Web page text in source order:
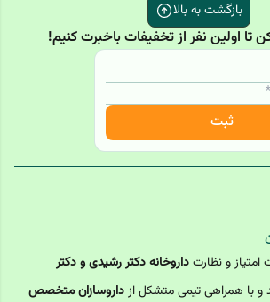
تا اولین نفر از تخفیفات باخبرت کنیم!
ثبت
بازگشت به بالا
و نظارتداروخانه دکتر رشیدی و دکتر
و با همراهی تیمی متشکل ازداروسازان متخصص